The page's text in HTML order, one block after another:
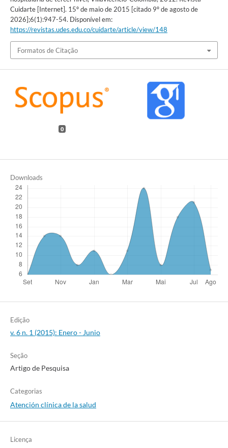
Cuidarte [Internet]. 15º de maio de 2015 [citado 9º de agosto de
2026];6(1):947-54. Disponível em:
https://revistas.udes.edu.co/cuidarte/article/view/148
Formatos de Citação
0
Downloads
Edição
v. 6 n. 1 (2015): Enero - Junio
Seção
Artigo de Pesquisa
Categorias
Atención clínica de la salud
Licença